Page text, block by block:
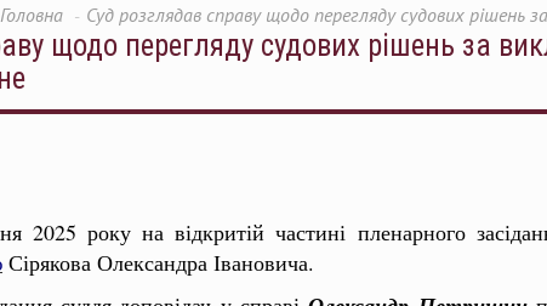
Головна Суд розглядав справу щодо перегляду судових
щодо перегляду судових рішень за
2025 року на відкритій частині пленарного
Сірякова Олександра Івановича.